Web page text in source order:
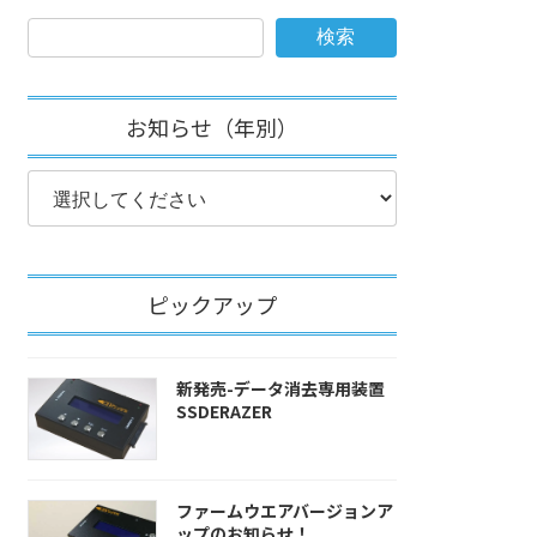
検索
お知らせ（年別）
ピックアップ
新発売-データ消去専用装置
SSDERAZER
ファームウエアバージョンア